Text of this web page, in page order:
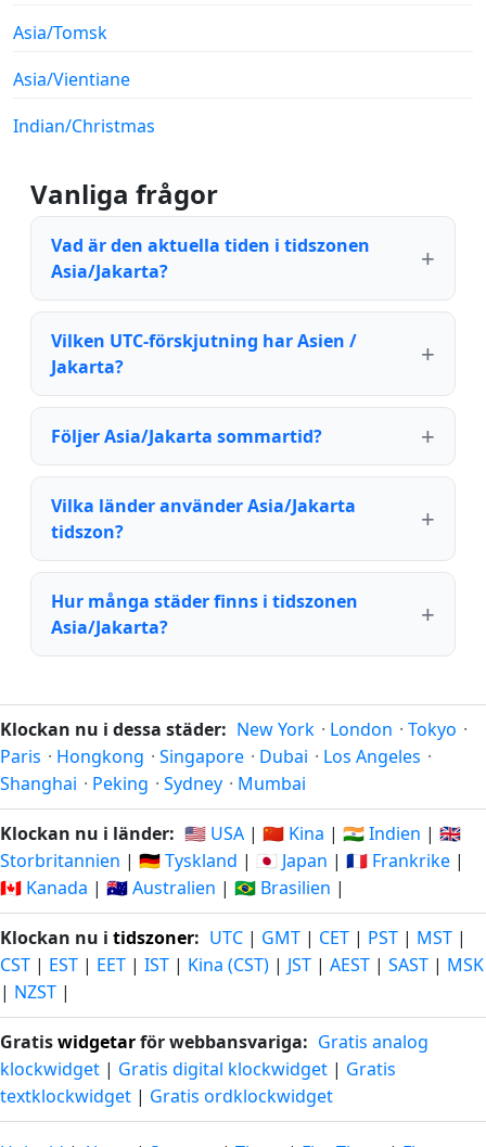
Asia/Tomsk
Asia/Vientiane
Indian/Christmas
Vanliga frågor
Vad är den aktuella tiden i tidszonen
Asia/Jakarta?
Vilken UTC-förskjutning har Asien /
Jakarta?
Följer Asia/Jakarta sommartid?
Vilka länder använder Asia/Jakarta
tidszon?
Hur många städer finns i tidszonen
Asia/Jakarta?
Klockan nu i dessa städer: New York · London · Tokyo ·
Paris · Hongkong · Singapore · Dubai · Los Angeles ·
Shanghai · Peking · Sydney · Mumbai
Klockan nu i länder: 🇺🇸 USA | 🇨🇳 Kina | 🇮🇳 Indien | 🇬🇧
Storbritannien | 🇩🇪 Tyskland | 🇯🇵 Japan | 🇫🇷 Frankrike |
🇨🇦 Kanada | 🇦🇺 Australien | 🇧🇷 Brasilien |
Klockan nu i tidszoner: UTC | GMT | CET | PST | MST |
CST | EST | EET | IST | Kina (CST) | JST | AEST | SAST | MSK
| NZST |
Gratiswidgetarför webbansvariga: Gratis analog
klockwidget | Gratis digital klockwidget | Gratis
textklockwidget | Gratis ordklockwidget